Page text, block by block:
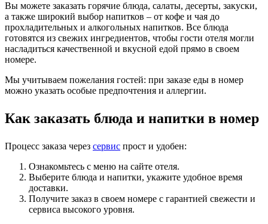
Вы можете заказать горячие блюда, салаты, десерты, закуски,
а также широкий выбор напитков – от кофе и чая до
прохладительных и алкогольных напитков. Все блюда
готовятся из свежих ингредиентов, чтобы гости отеля могли
насладиться качественной и вкусной едой прямо в своем
номере.
Мы учитываем пожелания гостей: при заказе еды в номер
можно указать особые предпочтения и аллергии.
Как заказать блюда и напитки в номер
Процесс заказа через сервис прост и удобен:
Ознакомьтесь с меню на сайте отеля.
Выберите блюда и напитки, укажите удобное время
доставки.
Получите заказ в своем номере с гарантией свежести и
сервиса высокого уровня.